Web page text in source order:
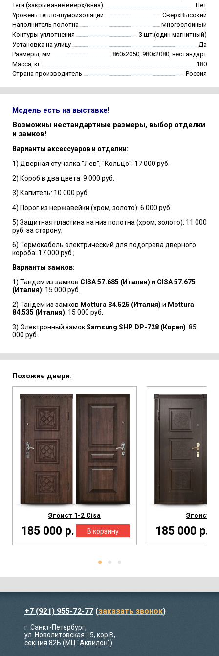
Тяги (закрывание вверх/вниз)
Нет
Уровень тепло-шумоизоляции
СверхВысокий
Наполнитель полотна
Многослойный
Контуры уплотнения
3 шт.(один магнитный)
Установка на улицу
Да
Размеры, мм
860х2050, 980х2080, нестандарт
Масса, кг
180
Страна производитель
Россия
Модель есть на выставке!
Возможны нестандартные размеры, выбор отделки
и замков!
Варианты аксессуаров и отделки:
1) Дверная стучалка "Лев", "Кольцо": 17 000 руб.
2) Короб в два цвета: 9 000 руб.
3) Капитель: 10 000 руб.
4) Порог из нержавейки (хром, золото): 6 000 руб.
5) Защитная пластина на низ полотна (хром, золото): 11 000
руб. за сторону;
6) Термокабель электрический для подогрева дверного
короба: 17 000 руб.;
Варианты замков:
1) Тандем из замков CISA 57.685 (Италия) и CISA 57.675
(Италия): 15 000 руб.
2) Тандем из замков Mottura 84.525 (Италия) и Mottura
84.535 (Италия): 15 000 руб.
3) Электронный замокSamsung SHP DP-728 (Корея): 85
000 руб.
Похожие двери:
Эгоист 1-2 Cisa
185 000 р.
Эгоист 3
185 000 р.
+7 (921) 955-72-77 (заказать звонок)
г. Санкт-Петербург,
ул. Новолитовская 15, кор В,
секция 82Б (МЦ "Аквилон")